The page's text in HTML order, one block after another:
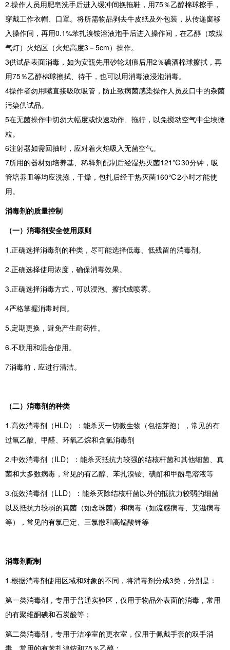
2.操作人员用肥皂洗手后进入缓冲间换拖鞋，用75％乙醇棉球擦手，
穿戴工作衣帽、口罩。将所需物品剥去牛皮纸及外包装，从传递窗移
入操作间，再用0.1%苯扎溴铵溶液泡手后进入操作间，在乙醇（或煤
气灯）火焰区（火焰高度3－5cm）操作。
3供试品表面消毒，如为安瓿先用砂轮划痕后用2％碘酒棉球擦拭，再
用75％乙醇棉球擦拭、待干，也可以用消毒液浸泡消毒。
4操作者勿用嘴直接吸吹吸管，防止致病菌感染操作人员及口中的杂菌
污染供试品。
5在无菌操作中切勿大幅度或快速动作、拖行，以免搅动空气中尘埃微
粒。
6注射器如需回抽时，应对着火焰吸入无菌空气。
7所用的器材如培养基、稀释剂配制后经湿热灭菌121℃30分钟，吸
管培养皿等均应洗涤，干燥，包扎后经干热灭菌160℃2小时才能使
用。
消毒剂的质量控制
（一）消毒剂安全使用原则
1.正确选择消毒剂的种类，尽可能选择低毒、低残留的消毒剂。
2.正确选择使用浓度，确保消毒效果。
3.正确选择消毒方式，可以浸泡、擦拭或喷雾。
4严格掌握消毒时间。
5.定期更换，避免产生耐药性。
6.不联用和混合使用。
7消毒前，应进行清洁。
（二）消毒剂的种类
1.高效消毒剂（HLD）：能杀灭一切微生物（包括芽孢），常见的有
过氧乙酸、甲醛、环氧乙烷和含氯消毒剂
2.中效消毒剂（ILD）：能杀灭抵抗力较强的结核杆菌和其他细菌、真
菌和大多数病毒，常见的有乙醇、苯扎溴铵、碘酊和甲酚皂溶液等
3.低效消毒剂（LLD）：能杀灭除结核杆菌以外的抵抗力较弱的细菌
以及抵抗力较弱的真菌（如念珠菌）和病毒（如流感病毒、艾滋病毒
等），常见的有氯已定、三氯散和高锰酸钾等
消毒剂配制
1.根据消毒剂使用区域和对象的不同，将消毒剂分成3类，分别是：
第一类消毒剂，专用于普通实验区，仅用于物品外表面的消毒，常用
的有聚维酮碘和石炭酸等；
第二类消毒剂，专用于洁净室的更衣室，仅用于佩戴手套的双手消
毒，常用的有苯扎溴铵和75％乙醇；